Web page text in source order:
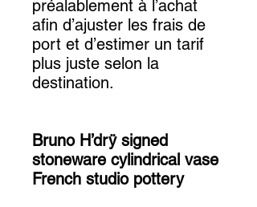
préalablement à l’achat
afin d’ajuster les frais de
port et d’estimer un tarif
plus juste selon la
destination.
Bruno H’drÿ signed
stoneware cylindrical vase
French studio pottery